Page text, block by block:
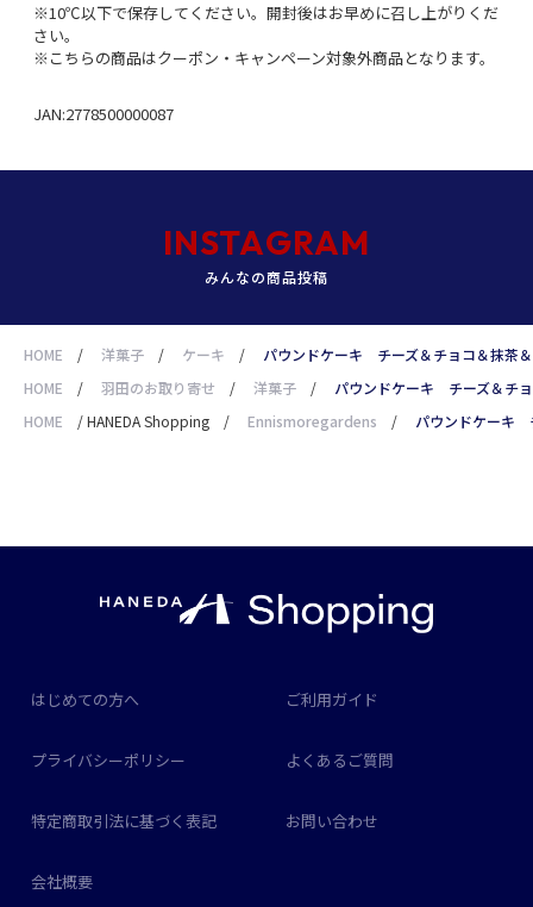
HOME / 洋菓子 / ケーキ /
パウンドケーキ チーズ＆チョコ＆抹茶
HOME
/ 羽田のお取り寄せ / 洋菓子 /
パウンドケーキ チーズ＆チ
HOME
/HANEDA Shopping / Ennismoregardens / パウンドケーキ
※10℃以下で保存してください。開封後はお早めに召し上がりくだ
さい。
※こちらの商品はクーポン・キャンペーン対象外商品となります。
JAN:2778500000087
INSTAGRAM
みんなの商品投稿
はじめての方へ ご利用ガイド
プライバシーポリシー よくあるご質問
特定商取引法に基づく表記 お問い合わせ
会社概要